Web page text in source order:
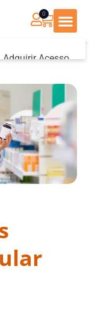
Adquirir Acesso
0